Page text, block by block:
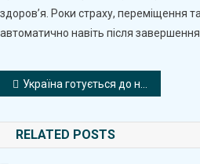
здоров’я. Роки страху, переміщення
автоматично навіть після завершення
Навігація
записів
Україна готується до нової ери дронової війни – The Economist
RELATED POSTS